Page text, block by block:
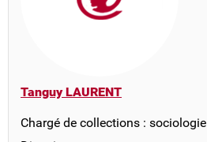
Tanguy LAURENT
Chargé de collections : sociologie